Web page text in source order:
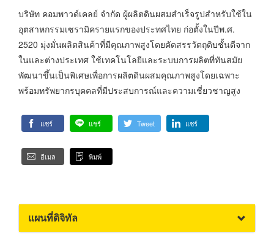
บริษัท คอมพาวด์เคลย์ จำกัด ผู้ผลิตดินผสมสำเร็จรูปสำหรับใช้ใน
อุตสาหกรรมเซรามิครายแรกของประทศไทย ก่อตั้งในปีพ.ศ.
2520 มุ่งมั่นผลิตสินค้าที่มีคุณภาพสูงโดยคัดสรรวัตถุดิบชั้นดีจาก
ในและต่างประเทศ ใช้เทคโนโลยีและระบบการผลิตที่ทันสมัย
พัฒนาขึ้นเป็นพิเศษเพื่อการผลิตดินผสมคุณภาพสูงโดยเฉพาะ
พร้อมทรัพยากรบุคคลที่มีประสบการณ์และความเชี่ยวชาญสูง
แชร์ แชร์ Tweet แชร์
อีเมล พิมพ์
แผนที่ดิจิทัล